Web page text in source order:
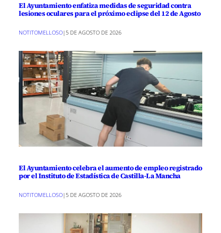
El Ayuntamiento enfatiza medidas de seguridad contra
lesiones oculares para el próximo eclipse del 12 de Agosto
NOTITOMELLOSO|5 DE AGOSTO DE 2026
El Ayuntamiento celebra el aumento de empleo registrado
por el Instituto de Estadística de Castilla-La Mancha
NOTITOMELLOSO|5 DE AGOSTO DE 2026